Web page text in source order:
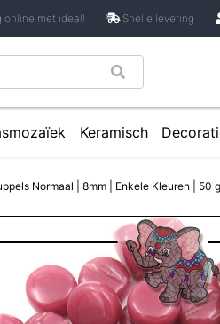
online met ideal! Snelle levering
steentjes 2 cm
steentjes Pixel 8 mm
steentjes Rond
steentjes
steentjes Speciale
Keramisch
Keramische
Keramische Cirkels
Keramische
Keramische
Keramische
Normaal | 8mm | Enkele Kleuren | 50